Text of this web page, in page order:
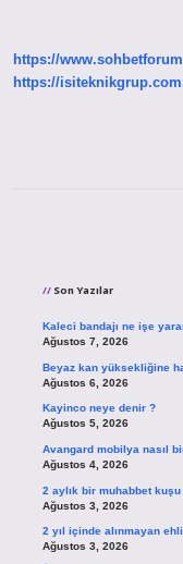
https://
https://
Son Yazılar
Kaleci bandajı ne işe
Ağustos 7, 2026
Beyaz kan yüksekliğine
Ağustos 6, 2026
Kayinco neye denir ?
Ağustos 5, 2026
Avangard mobilya nasıl
Ağustos 4, 2026
2 aylık bir muhabbet
Ağustos 3, 2026
2 yıl içinde alınmayan
Ağustos 3, 2026